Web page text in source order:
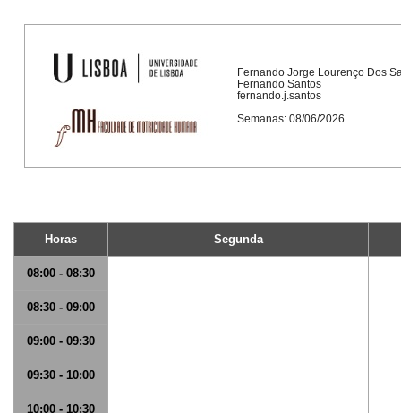
Fernando Jorge Lourenço Dos
Fernando Santos
fernando.j.santos
Semanas: 08/06/2026
Horas Segunda
08:00 - 08:30
08:30 - 09:00
09:00 - 09:30
09:30 - 10:00
10:00 - 10:30